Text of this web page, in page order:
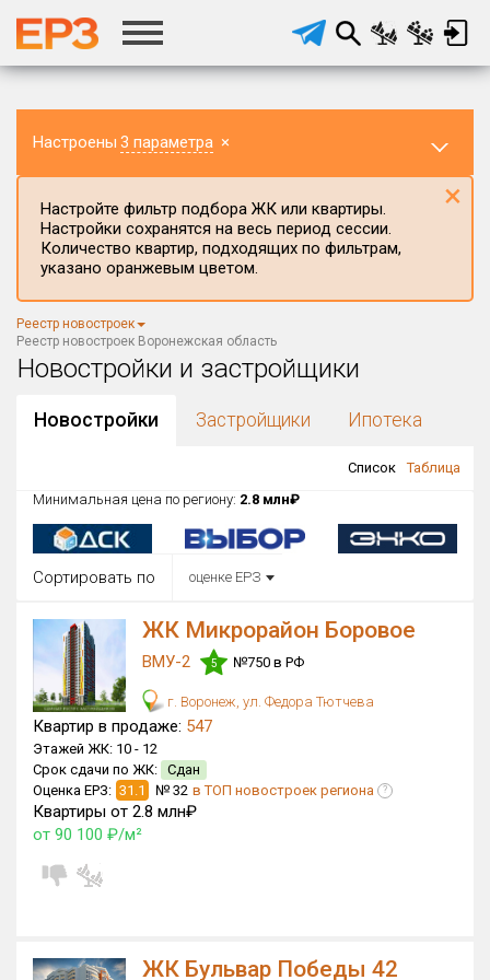
Настроены 3 параметра ×
Воронежская область
Район в регионе
Все
Район в городе
Цена
от
Общая площадь, м²
от
Срок сдачи
от Сдан в 2016
Настройте фильтр подбора ЖК или квартиры.
Настройки сохранятся на весь период сессии.
Количество квартир, подходящих по фильтрам,
указано оранжевым цветом.
×
Реестр новостроек
Реестр новостроек Воронежская область
Новостройки и застройщики
Новостройки Застройщики Ипотека
Список
Таблица
Минимальная цена по региону: 2.8 млн₽
Сортировать по оценке ЕРЗ
ЖК Микрорайон Боровое
ВМУ-2 5 №750 в РФ
г. Воронеж, ул. Федора Тютчева
Квартир в продаже: 547
Этажей ЖК: 10 - 12
Срок сдачи по ЖК: Сдан
Оценка ЕРЗ: 31.1 № 32 в ТОП новостроек региона ?
Квартиры от 2.8 млн₽
от 90 100 ₽/м²
ЖК Бульвар Победы 42